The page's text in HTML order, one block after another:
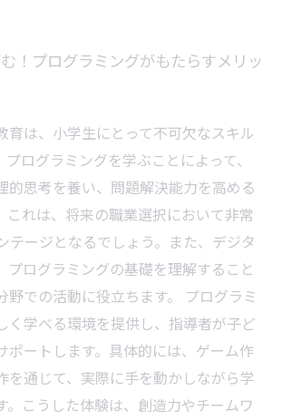
！プログラミングがもたらすメリッ
育は、小学生にとって不可欠なスキル
プログラミングを学ぶことによって、
的思考を養い、問題解決能力を高める
これは、将来の職業選択において非常
テージとなるでしょう。また、デジタ
プログラミングの基礎を理解すること
野での活動に役立ちます。 プログラミ
く学べる環境を提供し、指導者が子ど
ポートします。具体的には、ゲーム作
を通じて、実際に手を動かしながら学
。こうした体験は、創造力やチームワ